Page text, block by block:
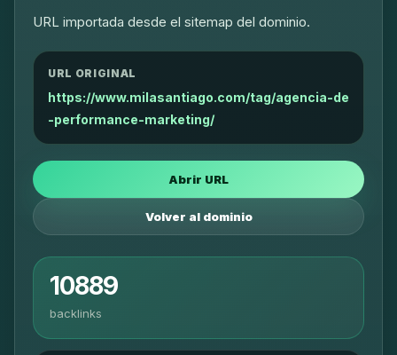
URL importada desde el sitemap del dominio.
URL ORIGINAL
https://www.milasantiago.com/tag/agencia-de
-performance-marketing/
Abrir URL
Volver al dominio
10889
backlinks